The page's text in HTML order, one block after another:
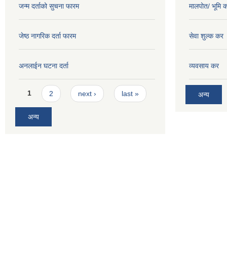
जन्म दर्ताको सुचना फारम
जेष्ठ नागरिक दर्ता फारम
अनलाईन घटना दर्ता
Pages
1 2 next › last »
अन्य
मालपोत/ भूमि
सेवा शुल्क कर
व्यवसाय कर
अन्य